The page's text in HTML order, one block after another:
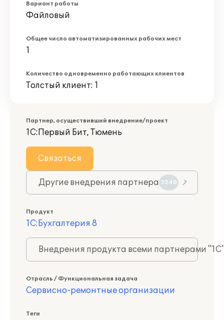
Вариант работы
Файловый
Общее число автоматизированных рабочих мест
1
Количество одновременно работающих клиентов
Толстый клиент: 1
Партнер, осуществивший внедрение/проект
1С:Первый Бит, Тюмень
Связаться
Другие внедрения партнера 3540
Продукт
1С:Бухгалтерия 8
Внедрения продукта всеми партнерами
Отрасль / Функциональная задача
Сервисно-ремонтные организации
Теги